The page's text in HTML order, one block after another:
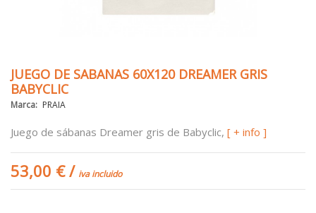
JUEGO DE SABANAS 60X120 DREAMER GRIS
BABYCLIC
Marca: PRAIA
Juego de sábanas Dreamer gris de Babyclic, [ + info ]
53,00 €/ iva incluido